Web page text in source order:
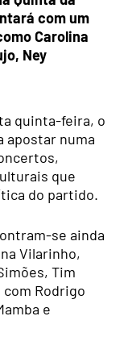
com um
Carolina
Ney
quinta-feira, o
apostar numa
que
do partido.
se ainda
Vilarinho,
Tim
com Rodrigo
e